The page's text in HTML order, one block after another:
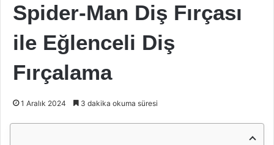
Spider-Man Diş Fırçası
ile Eğlenceli Diş
Fırçalama
1 Aralık 2024 3 dakika okuma süresi